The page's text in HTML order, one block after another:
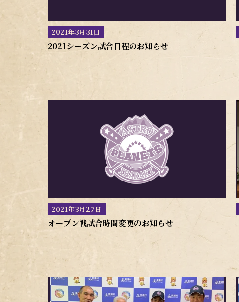
2021年3月31日
2021シーズン試合日程のお知らせ
2021年3月27日
オープン戦試合時間変更のお知らせ